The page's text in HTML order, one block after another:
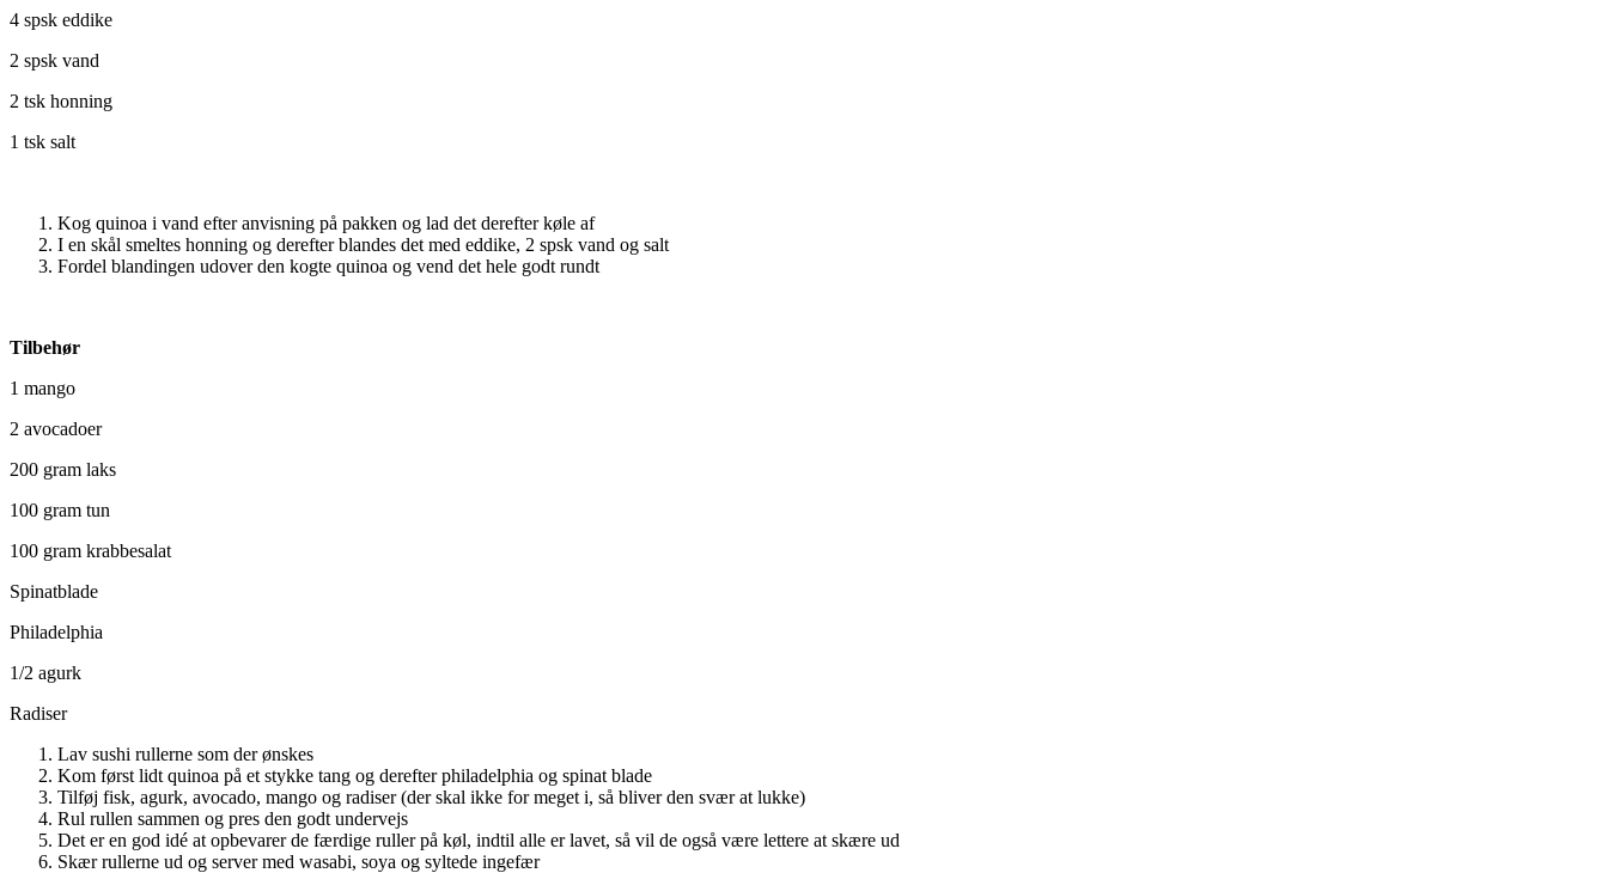
4 spsk eddike
2 spsk vand
2 tsk honning
1 tsk salt
Kog quinoa i vand efter anvisning på pakken og lad det derefter køle af
I en skål smeltes honning og derefter blandes det med eddike, 2 spsk vand og salt
Fordel blandingen udover den kogte quinoa og vend det hele godt rundt
Tilbehør
1 mango
2 avocadoer
200 gram laks
100 gram tun
100 gram krabbesalat
Spinatblade
Philadelphia
1/2 agurk
Radiser
Lav sushi rullerne som der ønskes
Kom først lidt quinoa på et stykke tang og derefter philadelphia og spinat blade
Tilføj fisk, agurk, avocado, mango og radiser (der skal ikke for meget i, så bliver den svær at lukke)
Rul rullen sammen og pres den godt undervejs
Det er en god idé at opbevarer de færdige ruller på køl, indtil alle er lavet, så vil de også være lettere at skære ud
Skær rullerne ud og server med wasabi, soya og syltede ingefær